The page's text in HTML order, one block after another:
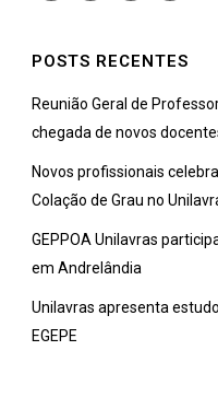
POSTS RECENTES
Reunião Geral de
chegada de novos
Novos profissionais
Colação de Grau no
GEPPOA Unilavras
em Andrelândia
Unilavras apresenta
EGEPE